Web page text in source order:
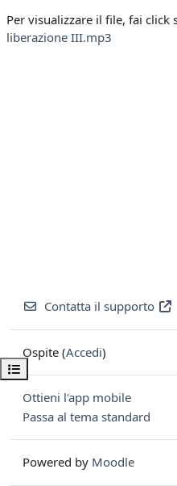
Apri indice del corso
Per visualizzare il file, fai click
liberazione III.mp3
Contatta il supporto
Ospite (Accedi)
Ottieni l'app mobile
Passa al tema standard
Powered by Moodle